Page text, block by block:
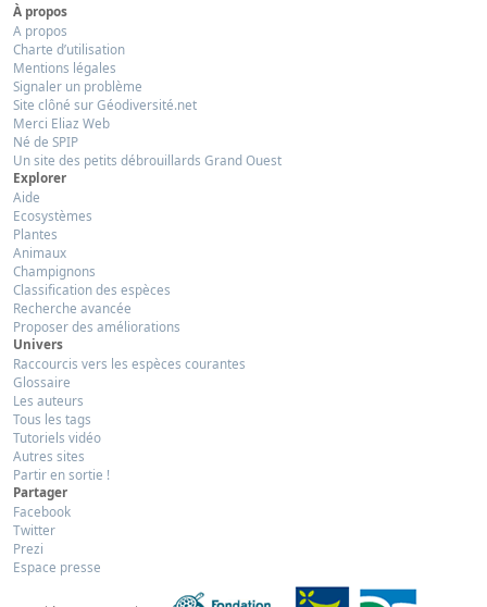
À propos
A propos
Charte d’utilisation
Mentions légales
Signaler un problème
Site clôné sur Géodiversité.net
Merci Eliaz Web
Né de SPIP
Un site des petits débrouillards Grand Ouest
Explorer
Aide
Ecosystèmes
Plantes
Animaux
Champignons
Classification des espèces
Recherche avancée
Proposer des améliorations
Univers
Raccourcis vers les espèces courantes
Glossaire
Les auteurs
Tous les tags
Tutoriels vidéo
Autres sites
Partir en sortie !
Partager
Facebook
Twitter
Prezi
Espace presse